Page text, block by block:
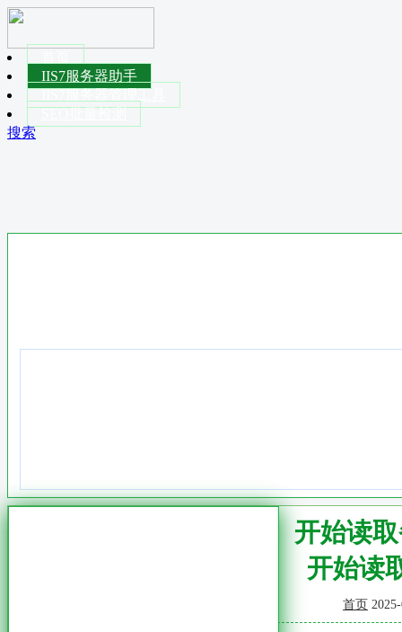
IIS7服务器助手
搜索
【数据守护行动】开始读
开始读
首页